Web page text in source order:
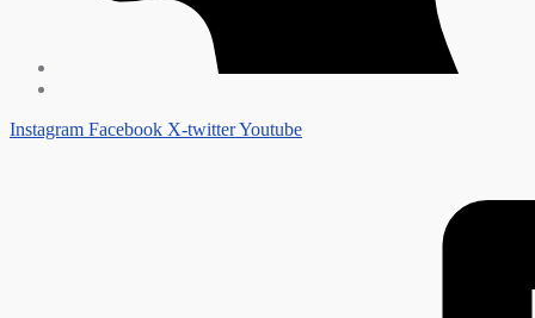
Instagram Facebook X-twitterYoutube